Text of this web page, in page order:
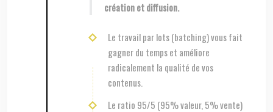
création et diffusion.
Le travail par lots (batching) vous fait
gagner du temps et améliore
radicalement la qualité de vos
contenus.
Le ratio 95/5 (95% valeur, 5% vente)